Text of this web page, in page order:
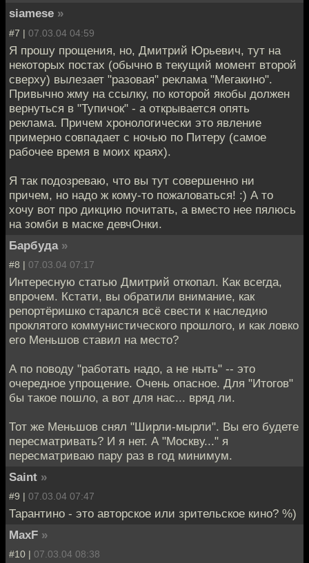
siamese »
#7 | 07.03.04 04:59
Я прошу прощения, но, Дмитрий Юрьевич, тут на
некоторых постах (обычно в текущий момент второй
сверху) вылезает "разовая" реклама "Мегакино".
Привычно жму на ссылку, по которой якобы должен
вернуться в "Тупичок" - а открывается опять
реклама. Причем хронологически это явление
примерно совпадает с ночью по Питеру (самое
рабочее время в моих краях).
Я так подозреваю, что вы тут совершенно ни
причем, но надо ж кому-то пожаловаться! :) А то
хочу вот про дикцию почитать, а вместо нее пялюсь
на зомби в маске девчОнки.
Барбуда »
#8 | 07.03.04 07:17
Интересную статью Дмитрий откопал. Как всегда,
впрочем. Кстати, вы обратили внимание, как
репортёришко старался всё свести к наследию
проклятого коммунистического прошлого, и как ловко
его Меньшов ставил на место?
А по поводу "работать надо, а не ныть" -- это
очередное упрощение. Очень опасное. Для "Итогов"
бы такое пошло, а вот для нас... вряд ли.
Тот же Меньшов снял "Ширли-мырли". Вы его будете
пересматривать? И я нет. А "Москву..." я
пересматриваю пару раз в год минимум.
Saint »
#9 | 07.03.04 07:47
Тарантино - это авторское или зрительское кино? %)
MaxF »
#10 | 07.03.04 08:38